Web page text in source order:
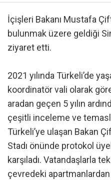
İçişleri Bakanı Mustafa
bulunmak üzere geldiği
ziyaret etti.
2021 yılında Türkeli’de
koordinatör vali olarak
aradan geçen 5 yılın
çeşitli inceleme ve
Türkeli’ye ulaşan Bakan
Stadı önünde protokol
karşıladı. Vatandaşlarla
çevredeki